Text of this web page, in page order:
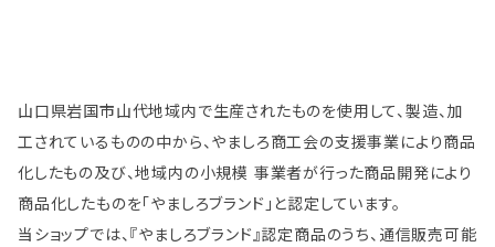
山口県岩国市山代地域内で生産されたものを使用して、製造、加
工されているものの中から、やましろ商工会の支援事業により商品
化したもの及び、地域内の小規模 事業者が行った商品開発により
商品化したものを「やましろブランド」と認定しています。
当ショップでは、『やましろブランド』認定商品のうち、通信販売可能